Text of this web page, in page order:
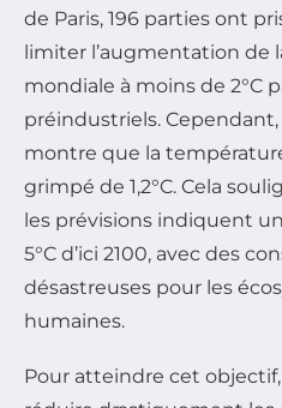
de Paris, 196 parties ont
limiter l’augmentation de
mondiale à moins de 2°C
préindustriels.
montre que la
grimpé de 1,2°C. Cela
les prévisions indiquent
5°C d’ici 2100, avec des
désastreuses pour les
humaines.
Pour atteindre cet